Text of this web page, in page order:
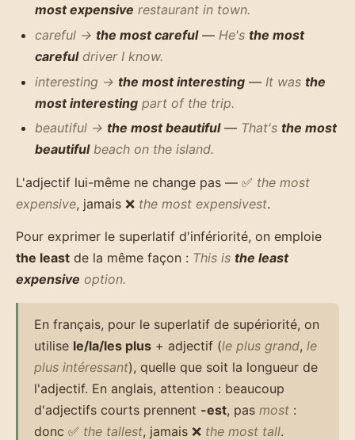
most expensive restaurant in town.
careful → the most careful— He's the most
carefuldriver I know.
interesting → the most interesting — It was the
most interesting part of the trip.
beautiful → the most beautiful— That's the most
beautifulbeach on the island.
L'adjectif lui-même ne change pas — ✅ the most
expensive, jamais ❌ the most expensivest.
Pour exprimer le superlatif d'infériorité, on emploie
the least de la même façon : This is the least
expensive option.
En français, pour le superlatif de supériorité, on
utilise le/la/les plus + adjectif (le plus grand, le
plus intéressant), quelle que soit la longueur de
l'adjectif. En anglais, attention : beaucoup
d'adjectifs courts prennent -est, pas most :
donc ✅ the tallest, jamais ❌ the most tall.